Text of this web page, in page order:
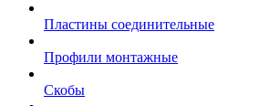
Пластины соединительные
Профили монтажные
Скобы